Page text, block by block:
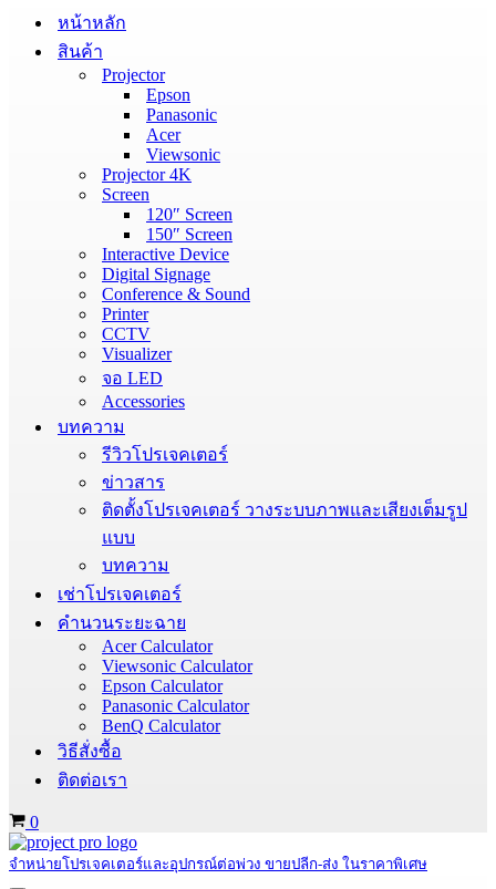
หน้าหลัก
สินค้า
Projector
Epson
Panasonic
Acer
Viewsonic
Projector 4K
Screen
120″ Screen
150″ Screen
Interactive Device
Digital Signage
Conference & Sound
Printer
CCTV
Visualizer
จอ LED
Accessories
บทความ
รีวิวโปรเจคเตอร์
ข่าวสาร
ติดตั้งโปรเจคเตอร์ วางระบบภาพและเสียงเต็มรูป
แบบ
บทความ
เช่าโปรเจคเตอร์
คำนวนระยะฉาย
Acer Calculator
Viewsonic Calculator
Epson Calculator
Panasonic Calculator
BenQ Calculator
วิธีสั่งซื้อ
ติดต่อเรา
Cart
0
จำหน่ายโปรเจคเตอร์และอุปกรณ์ต่อพ่วง ขายปลีก-ส่ง ในราคาพิเศษ